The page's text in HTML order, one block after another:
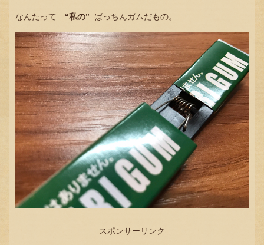
なんたって “私の” ばっちんガムだもの。
スポンサーリンク